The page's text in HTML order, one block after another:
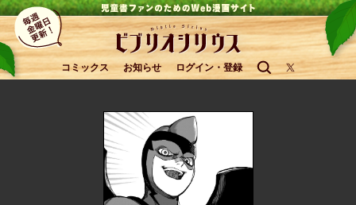
コミックス お知らせ ログイン・登録